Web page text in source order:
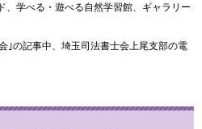
、学べる・遊べる自然学習館、ギャラリー
｣の記事中、埼玉司法書士会上尾支部の電